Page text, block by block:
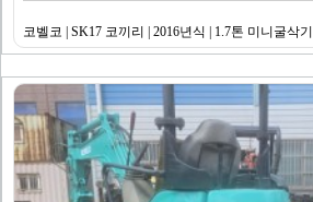
코벨코 | SK17 코끼리 | 2016년식 | 1.7톤 미니굴삭기